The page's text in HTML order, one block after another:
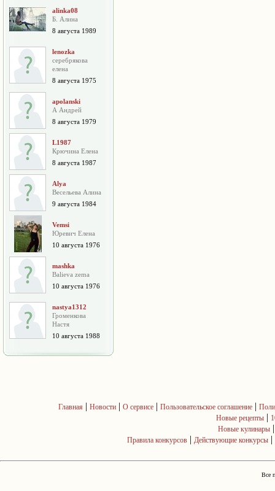
alinka08
Б. Алина
8 августа 1989
lenozka
серебрякова
елена
8 августа 1975
apolanski
А Андрей
8 августа 1979
L1987
Крючина Елена
8 августа 1987
Alya
Весельева Алина
9 августа 1984
Vemsi
Юревич Елена
10 августа 1976
mashka
Balieva zema
10 августа 1976
nastya1312
Громенкова
Настя
10 августа 1988
Главная | Новости| О сервисе| Пользовательское соглашение|
Новые рецепты |
Новые кулинары
Правила конкурсов | Действующие конкурсы |
Все